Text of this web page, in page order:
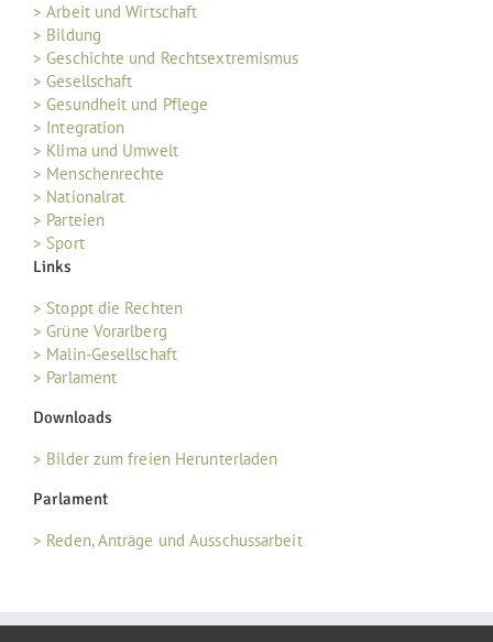
> Arbeit und Wirtschaft
> Bildung
> Geschichte und Rechtsextremismus
> Gesellschaft
> Gesundheit und Pflege
> Integration
> Klima und Umwelt
> Menschenrechte
> Nationalrat
> Parteien
> Sport
Links
> Stoppt die Rechten
> Grüne Vorarlberg
> Malin-Gesellschaft
> Parlament
Downloads
> Bilder zum freien Herunterladen
Parlament
> Reden, Anträge und Ausschussarbeit